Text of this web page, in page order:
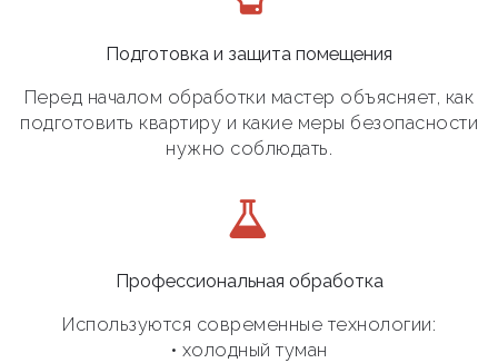
Подготовка и защита помещения
Перед началом обработки мастер объясняет, как
подготовить квартиру и какие меры безопасности
нужно соблюдать.
Профессиональная обработка
Используются современные технологии:
• холодный туман